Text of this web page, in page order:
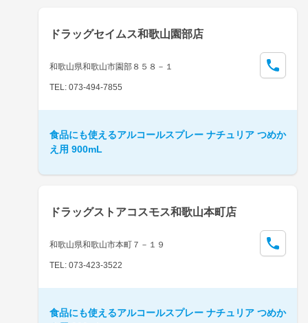
ドラッグセイムス和歌山園部店
和歌山県和歌山市園部８５８－１
TEL: 073-494-7855
食品にも使えるアルコールスプレー ナチュリア つめか
え用 900mL
ドラッグストアコスモス和歌山本町店
和歌山県和歌山市本町７－１９
TEL: 073-423-3522
食品にも使えるアルコールスプレー ナチュリア つめか